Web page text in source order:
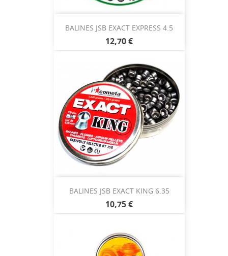
BALINES JSB EXACT EXPRESS 4.5
12,70 €
BALINES JSB EXACT KING 6.35
10,75 €